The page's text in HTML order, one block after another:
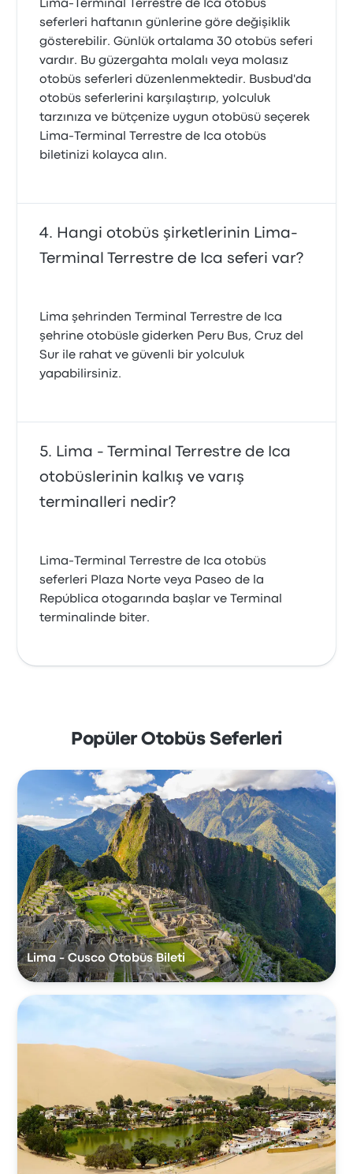
Lima-Terminal Terrestre de Ica otobüs
seferleri haftanın günlerine göre değişiklik
gösterebilir. Günlük ortalama 30 otobüs seferi
vardır. Bu güzergahta molalı veya molasız
otobüs seferleri düzenlenmektedir. Busbud'da
otobüs seferlerini karşılaştırıp, yolculuk
tarzınıza ve bütçenize uygun otobüsü seçerek
Lima-Terminal Terrestre de Ica otobüs
biletinizi kolayca alın.
Hangi otobüs şirketlerinin Lima-
Terminal Terrestre de Ica seferi var?
Lima şehrinden Terminal Terrestre de Ica
şehrine otobüsle giderken Peru Bus, Cruz del
Sur ile rahat ve güvenli bir yolculuk
yapabilirsiniz.
Lima - Terminal Terrestre de Ica
otobüslerinin kalkış ve varış
terminalleri nedir?
Lima-Terminal Terrestre de Ica otobüs
seferleri Plaza Norte veya Paseo de la
República otogarında başlar ve Terminal
terminalinde biter.
Popüler Otobüs Seferleri
Lima - Cusco Otobüs Bileti